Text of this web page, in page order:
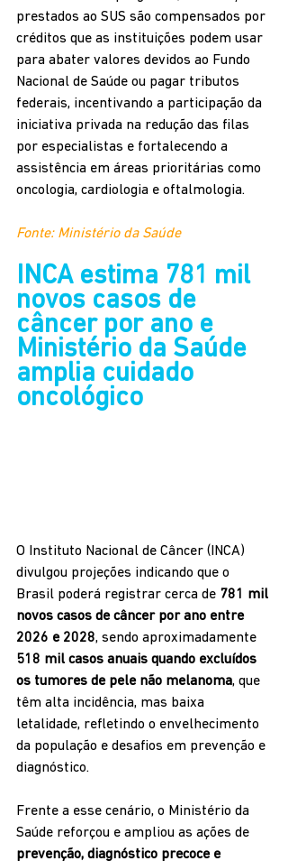
prestados ao SUS são compensados por
créditos que as instituições podem usar
para abater valores devidos ao Fundo
Nacional de Saúde ou pagar tributos
federais, incentivando a participação da
iniciativa privada na redução das filas
por especialistas e fortalecendo a
assistência em áreas prioritárias como
oncologia, cardiologia e oftalmologia.
Fonte: Ministério da Saúde
INCA estima 781 mil
novos casos de
câncer por ano e
Ministério da Saúde
amplia cuidado
oncológico
O Instituto Nacional de Câncer (INCA)
divulgou projeções indicando que o
Brasil poderá registrar cerca de 781 mil
novos casos de câncer por ano entre
2026 e 2028, sendo aproximadamente
518 mil casos anuais quando excluídos
os tumores de pele não melanoma, que
têm alta incidência, mas baixa
letalidade, refletindo o envelhecimento
da população e desafios em prevenção e
diagnóstico.
Frente a esse cenário, o Ministério da
Saúde reforçou e ampliou as ações de
prevenção, diagnóstico precoce e